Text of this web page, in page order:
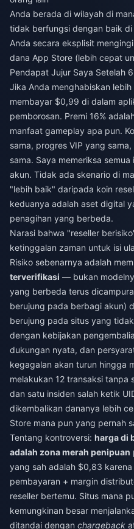
Anda berada di wilayah di
tidak berfungsi dengan baik di
Anda secara eksplisit
dana App Store (lebih cepat
Pendapat Jujur Saya Setelah
Jika Anda menghabiskan
membayar $0,99 di dalam
pemborosan. Premi 16%
manfaat gameplay apa pun.
sama, progres VIP yang
sama. Saya memeriksa
akun. Tidak ada skenario di
"lebih baik" daripada koin
keduanya adalah aset digital
penagihan yang berbeda.
Narasi bahwa "reseller
ketinggalan zaman untuk isi
Risiko sebenarnya adalah
terverifikasi — bukan
yang berbeda terus
berujung pada berbagi akun)
berujung pada situs yang
dengan kebijakan
dukungan nyata, dan
kegagalan akan turun hingga
melakukan 12 transaksi tanpa
dan satu insiden salah ketik
dikembalikan dananya lebih
Store mana pun yang pernah
Tentang kontroversi: harga di
adalah zona merah penipuan
yang sah adalah $0,83
pembayaran + margin
reseller bertemu. Situs mana
kemungkinan besar
ditandai dengan chargeback